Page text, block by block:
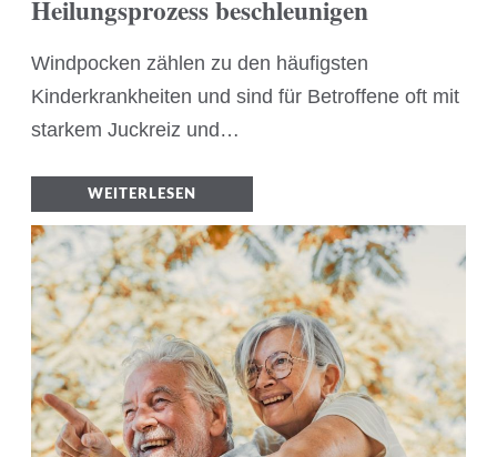
Heilungsprozess beschleunigen
Windpocken zählen zu den häufigsten
Kinderkrankheiten und sind für Betroffene oft mit
starkem Juckreiz und…
WEITERLESEN